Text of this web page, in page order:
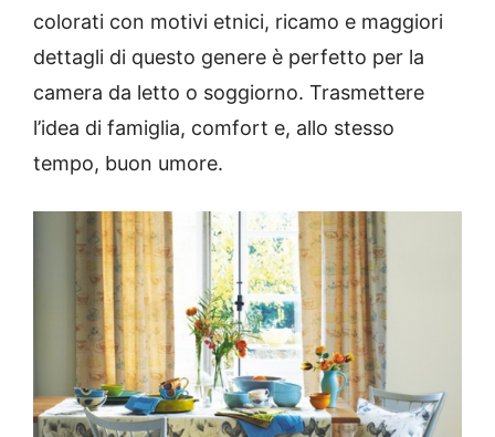
colorati con motivi etnici, ricamo e maggiori
dettagli di questo genere è perfetto per la
camera da letto o soggiorno. Trasmettere
l’idea di famiglia, comfort e, allo stesso
tempo, buon umore.